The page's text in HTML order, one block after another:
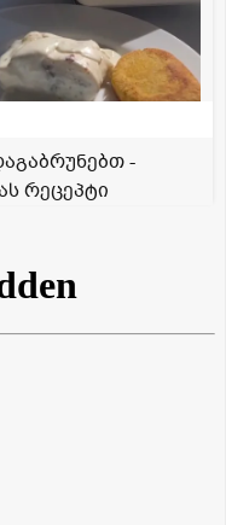
-
რეცეპტი